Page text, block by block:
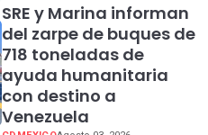
SRE y Marina informan
del zarpe de buques de
718 toneladas de
ayuda humanitaria
con destino a
Venezuela